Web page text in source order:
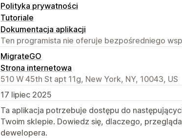
Polityka prywatności
Tutoriale
Dokumentacja aplikacji
Ten programista nie oferuje bezpośredniego
MigrateGO
Strona internetowa
510 W 45th St apt 11g, New York, NY, 10043, US
17 lipiec 2025
Ta aplikacja potrzebuje dostępu do
Twoim sklepie. Dowiedz się, dlaczego,
dewelopera.